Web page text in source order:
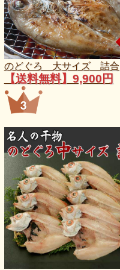
のどぐろ 大サイズ 詰合
【送料無料】9,900円